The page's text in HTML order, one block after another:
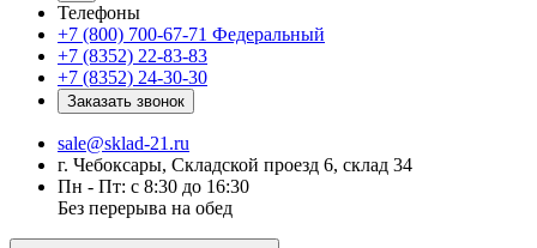
Телефоны
+7 (800) 700-67-71 Федеральный
+7 (8352) 22-83-83
+7 (8352) 24-30-30
Заказать звонок
sale@sklad-21.ru
г. Чебоксары, Складской проезд 6, склад 34
Пн - Пт: с 8:30 до 16:30
Без перерыва на обед